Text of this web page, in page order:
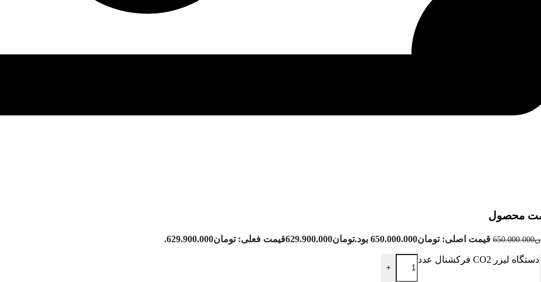
محصول
650.000.000 قیمت اصلی: تومان650.000.000 بود. تومان629.900.000قیمت فعلی: تومان629.900.000.
دستگاه لیزر CO2 فرکشنال عدد
+